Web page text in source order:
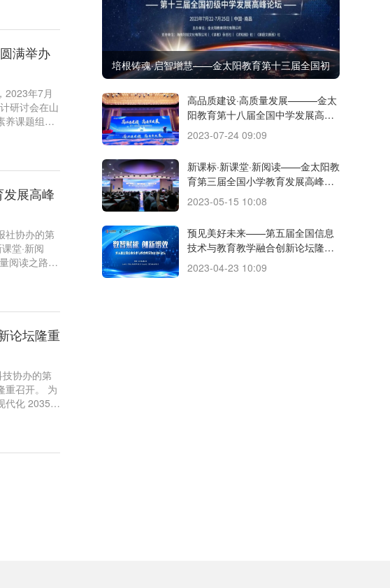
满举办
2023年7月
研讨会在山
养课题组专
、龙岗区
展高峰
社协办的第
堂·新阅
阅读之路，
论坛隆重
协办的第
开。 为
代化 2035》
500余人
培根铸魂·启智增慧——金太阳教育第十三届全国初
级中学发展高峰论坛胜利召开
高品质建设·高质量发展———金太
阳教育第十八届全国中学发展高峰
论坛圆满落幕
2023-07-24 09:09
新课标·新课堂·新阅读­­——金太阳教
育第三届全国小学教育发展高峰论
坛暨小学高质量阅读研究会揭牌仪
2023-05-15 10:08
预见美好未来——第五届全国信息
技术与教育教学融合创新论坛隆重
召开
2023-04-23 10:09